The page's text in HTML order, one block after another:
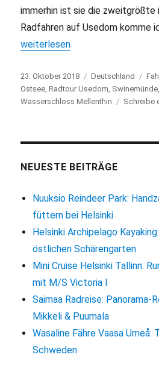
immerhin ist sie die zweitgrößte
Radfahren auf Usedom komme
„Radfahren auf Usedom: Per
weiterlesen
Veröffentlicht
am
23. Oktober 2018 Kategorien
Deutschland
Ostsee ,Radtour Usedom Swinemünde
Wasserschloss Mellenthin
Schreibe
NEUESTE BEITRÄGE
Nuuksio Reindeer Park:
füttern bei Helsinki
Helsinki Archipelago
östlichen Schärengarten
Mini Cruise Helsinki Tallinn:
mit M/S Victoria I
Saimaa Radreise: Panorama-
Mikkeli & Puumala
Wasaline Fähre Vaasa Umeå:
Schweden